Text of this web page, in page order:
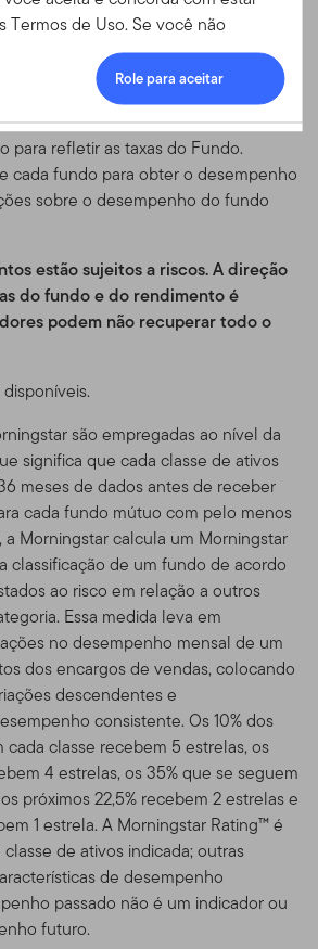
gratuita nos EUA)
gratuita no Canadá)
um objetivo e política de
o Fundo no início. Os dados de
usados apenas para fins
o desempenho antes da data de
para refletir as taxas do Fundo.
cada fundo para obter o desempenho
sobre o desempenho do fundo
estão sujeitos a riscos. A direção
do fundo e do rendimento é
podem não recuperar todo o
são empregadas ao nível da
significa que cada classe de ativos
meses de dados antes de receber
cada fundo mútuo com pelo menos
a Morningstar calcula um Morningstar
classificação de um fundo de acordo
ao risco em relação a outros
Essa medida leva em
no desempenho mensal de um
dos encargos de vendas, colocando
descendentes e
consistente. Os 10% dos
classe recebem 5 estrelas, os
4 estrelas, os 35% que se seguem
próximos 22,5% recebem 2 estrelas e
1 estrela. A Morningstar Rating™ é
de ativos indicada; outras
de desempenho
passado não é um indicador ou
futuro.
Termos de Uso. Se você não
Termos de Uso, você não tem
ou utilizar este website.
dos Termos de
Atualizações
de Uso ("Termos de Uso")
sob os quais você pode
e todos os produtos,
ferramentas e informações
do website (referidos coletivamente
do Site").
legalmente vinculado a estes
funcionam como adição a
entre você e nós, incluindo
acordo de cliente ou de sua conta,
outros termos que regulem o seu
informação e conteúdo da
ou de qualquer outros terceiros
a nós) que estejam
O seu uso desse Site é
dos Termos de Uso válidos na
feito por você. Nós nos
de mudar os Termos de Uso do
sem aviso prévio. A data da
exibida no Índice de
o Site depois dos Termos de
serem postados, estará pressuposto
os Termos de Uso, conforme
Role para aceitar